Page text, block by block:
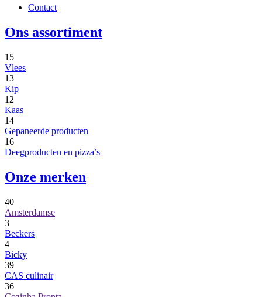
Contact
Ons assortiment
15
Vlees
13
Kip
12
Kaas
14
Gepaneerde producten
16
Deegproducten en pizza’s
Onze merken
40
Amsterdamse
3
Beckers
4
Bicky
39
CAS culinair
36